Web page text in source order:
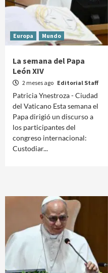
Europa Mundo
La semana del Papa
León XIV
2 meses ago Editorial Staff
Patricia Ynestroza - Ciudad
del Vaticano Esta semana el
Papa dirigió un discurso a
los participantes del
congreso internacional:
Custodiar...